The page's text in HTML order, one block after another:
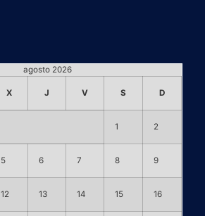
agosto 2026
X J V S D
1 2
5 6 7 8 9
12 13 14 15 16